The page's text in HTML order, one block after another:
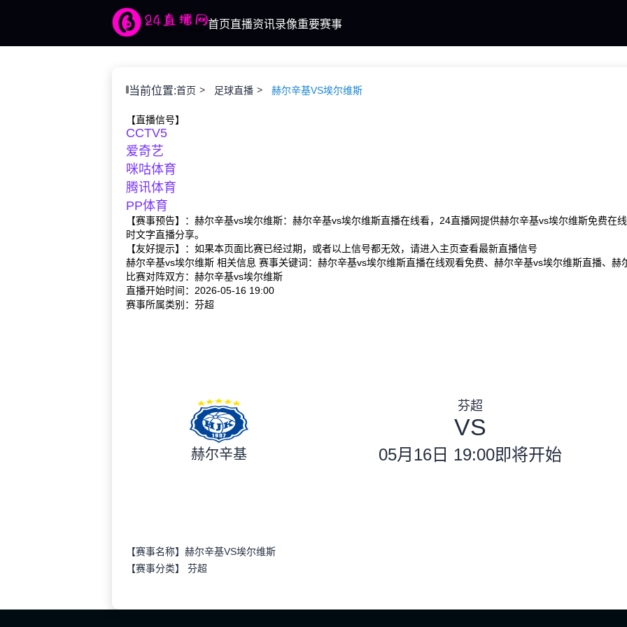
首页直播资讯录像重要赛事
当前位置:首页 足球直播 赫尔辛基VS埃尔维斯
【直播信号】
CCTV5
爱奇艺
咪咕体育
腾讯体育
PP体育
【赛事预告】：赫尔辛基vs埃尔维斯：赫尔辛基vs埃尔维斯直播在线看，24直播网提供赫尔辛基vs埃尔维斯免费在
时文字直播分享。
【友好提示】：如果本页面比赛已经过期，或者以上信号都无效，请进入主页查看最新直播信号
赫尔辛基vs埃尔维斯 相关信息 赛事关键词：赫尔辛基vs埃尔维斯直播在线观看免费、赫尔辛基vs埃尔维斯直播、赫
比赛对阵双方：赫尔辛基vs埃尔维斯
直播开始时间：2026-05-16 19:00
赛事所属类别：芬超
赫尔辛基
芬超
VS
05月16日 19:00即将开始
【赛事名称】赫尔辛基VS埃尔维斯
【赛事分类】 芬超